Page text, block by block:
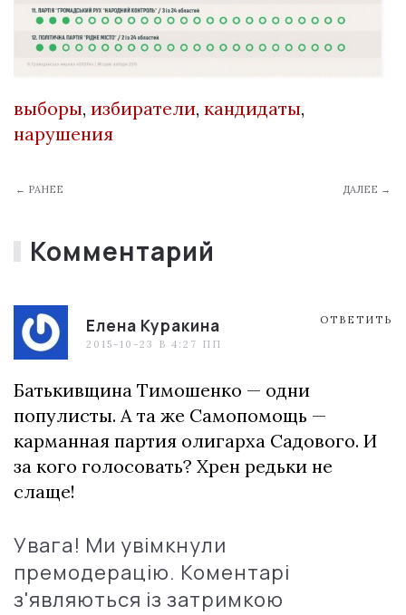
выборы, избиратели, кандидаты,
нарушения
← РАНЕЕ ДАЛЕЕ →
Комментарий
Елена Куракина
2015-10-23 В 4:27 ПП
ОТВЕТИТЬ
Батькивщина Тимошенко — одни
популисты. А та же Самопомощь —
карманная партия олигарха Садового. И
за кого голосовать? Хрен редьки не
слаще!
Увага! Ми увімкнули
премодерацію. Коментарі
з'являються із затримкою